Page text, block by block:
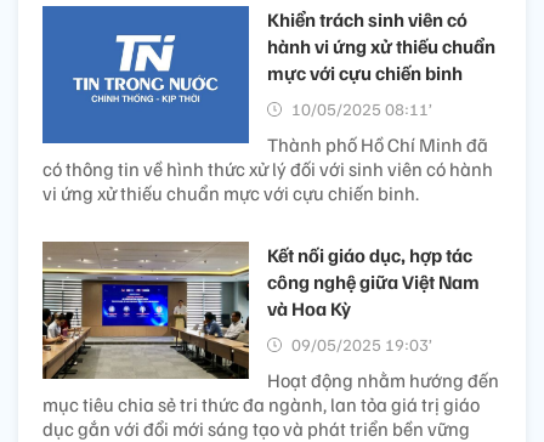
Khiển trách sinh viên có
hành vi ứng xử thiếu chuẩn
mực với cựu chiến binh
10/05/2025 08:11’
Thành phố Hồ Chí Minh đã
có thông tin về hình thức xử lý đối với sinh viên có hành
vi ứng xử thiếu chuẩn mực với cựu chiến binh.
Kết nối giáo dục, hợp tác
công nghệ giữa Việt Nam
và Hoa Kỳ
09/05/2025 19:03’
Hoạt động nhằm hướng đến
mục tiêu chia sẻ tri thức đa ngành, lan tỏa giá trị giáo
dục gắn với đổi mới sáng tạo và phát triển bền vững